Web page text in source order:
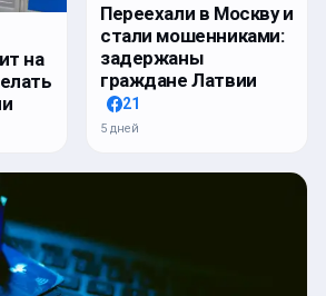
на
Переехали в Москву и
стали мошенниками:
задержаны
граждане Латвии
21
5 дней